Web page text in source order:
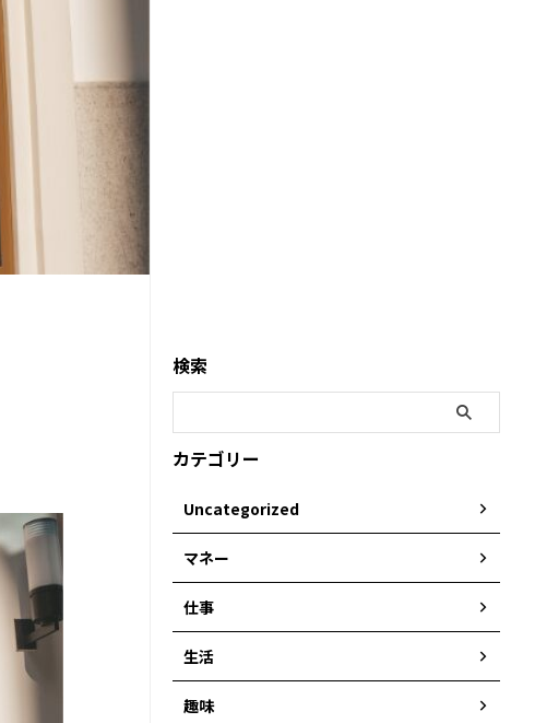
検索
カテゴリー
Uncategorized
マネー
仕事
生活
趣味